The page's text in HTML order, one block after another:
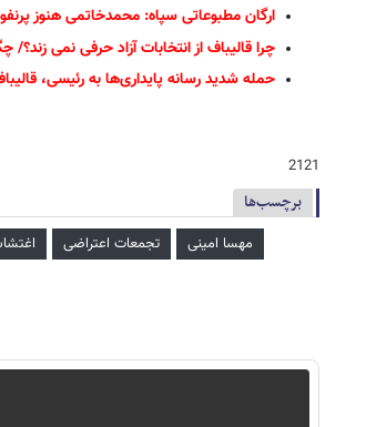
ارگان مطبوعاتی سپاه: محمدخاتمی هنوز
چرا قالیباف از انتخابات آزاد حرفی نمی
حمله شدید رسانه پایداری‌ها به رئیسی،
2121
برچسب‌ها
مهسا امینی تجمعات اعتراضی